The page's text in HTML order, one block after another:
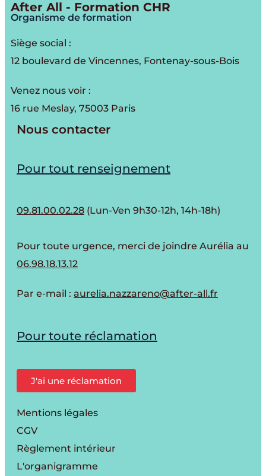
After All - Formation CHR
Organisme de formation
Siège social :
12 boulevard de Vincennes, Fontenay-sous-Bois
Venez nous voir :
16 rue Meslay, 75003 Paris
Nous contacter
Pour tout renseignement
09.81.00.02.28 (Lun-Ven 9h30-12h, 14h-18h)
Pour toute urgence, merci de joindre Aurélia au
06.98.18.13.12
Par e-mail : aurelia.nazzareno@after-all.fr
Pour toute réclamation
J'ai une réclamation
Mentions légales
CGV
Règlement intérieur
L'organigramme